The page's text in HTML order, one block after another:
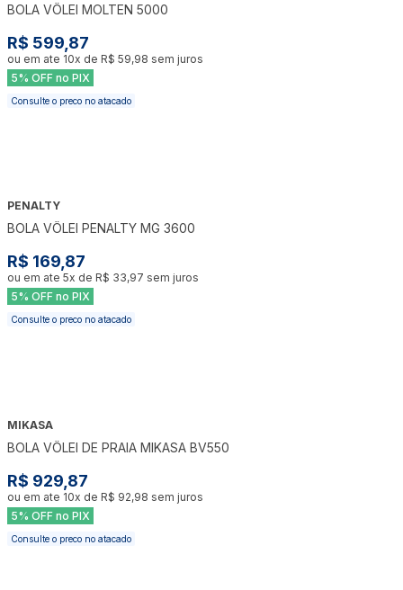
BOLA VÔLEI MOLTEN 5000
R$ 599,87
ou em ate 10x de R$ 59,98 sem juros
5% OFF no PIX
Consulte o preco no atacado
PENALTY
BOLA VÔLEI PENALTY MG 3600
R$ 169,87
ou em ate 5x de R$ 33,97 sem juros
5% OFF no PIX
Consulte o preco no atacado
MIKASA
BOLA VÔLEI DE PRAIA MIKASA BV550
R$ 929,87
ou em ate 10x de R$ 92,98 sem juros
5% OFF no PIX
Consulte o preco no atacado